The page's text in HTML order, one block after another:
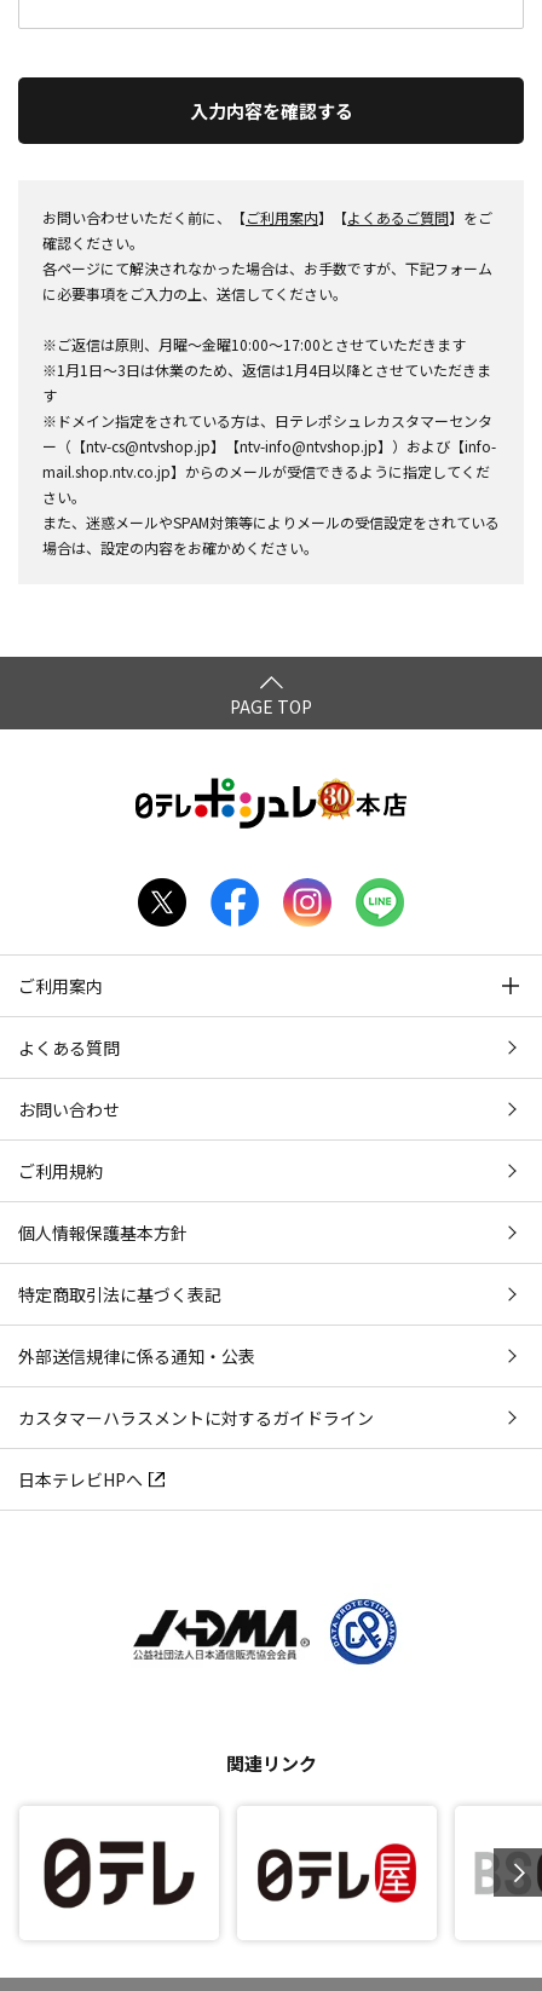
入力内容を確認する
お問い合わせいただく前に、【ご利用案内】【よくあるご質問】をご
確認ください。
各ページにて解決されなかった場合は、お手数ですが、下記フォーム
に必要事項をご入力の上、送信してください。
※ご返信は原則、月曜～金曜10:00～17:00とさせていただきます
※1月1日～3日は休業のため、返信は1月4日以降とさせていただきま
す
※ドメイン指定をされている方は、日テレポシュレカスタマーセンタ
ー（【ntv-cs@ntvshop.jp】【ntv-info@ntvshop.jp】）および【info-
mail.shop.ntv.co.jp】からのメールが受信できるように指定してくだ
さい。
また、迷惑メールやSPAM対策等によりメールの受信設定をされている
場合は、設定の内容をお確かめください。
PAGE TOP
ご利用案内
よくある質問
お問い合わせ
ご利用規約
個人情報保護基本方針
特定商取引法に基づく表記
外部送信規律に係る通知・公表
カスタマーハラスメントに対するガイドライン
日本テレビHPへ
関連リンク